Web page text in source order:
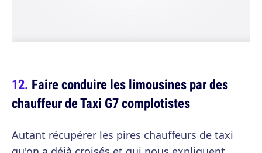
Faire conduire les limousines par des
chauffeur de Taxi G7 complotistes
Autant récupérer les pires chauffeurs de taxi